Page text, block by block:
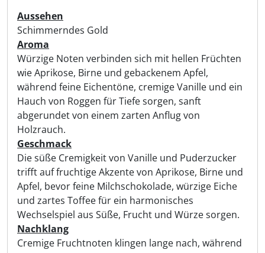
Aussehen
Schimmerndes Gold
Aroma
Würzige Noten verbinden sich mit hellen Früchten
wie Aprikose, Birne und gebackenem Apfel,
während feine Eichentöne, cremige Vanille und ein
Hauch von Roggen für Tiefe sorgen, sanft
abgerundet von einem zarten Anflug von
Holzrauch.
Geschmack
Die süße Cremigkeit von Vanille und Puderzucker
trifft auf fruchtige Akzente von Aprikose, Birne und
Apfel, bevor feine Milchschokolade, würzige Eiche
und zartes Toffee für ein harmonisches
Wechselspiel aus Süße, Frucht und Würze sorgen.
Nachklang
Cremige Fruchtnoten klingen lange nach, während